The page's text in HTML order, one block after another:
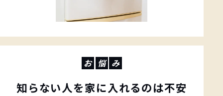
お 悩 み
知らない人を家に入れるのは不安